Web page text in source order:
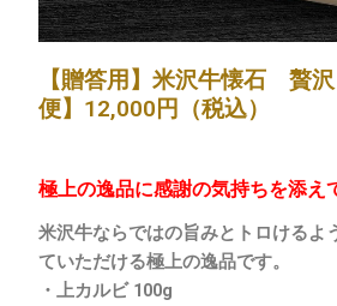
【贈答用】米沢牛懐石 贅
便】12,000円（税込）
極上の逸品に感謝の気持ちを添え
米沢牛ならではの旨みとトロけるよ
ていただける極上の逸品です。
・上カルビ 100g